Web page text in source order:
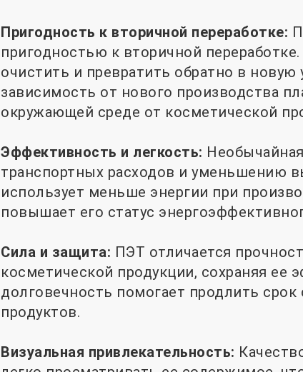
Пригодность к вторичной переработке:
пригодностью к вторичной
очистить и превратить обратно в новую
зависимость от нового производства
окружающей среде от косметической
Эффективность и легкость:
транспортных расходов и уменьшению
использует меньше энергии при
повышает его статус
Сила и защита: ПЭТ отличается
косметической продукции, сохраняя ее
долговечность помогает продлить
продуктов.
Визуальная привлекательность: